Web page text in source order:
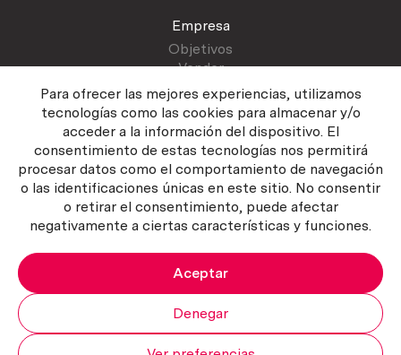
Para ofrecer las mejores experiencias, utilizamos
tecnologías como las cookies para almacenar y/o
acceder a la información del dispositivo. El
consentimiento de estas tecnologías nos permitirá
procesar datos como el comportamiento de navegación
o las identificaciones únicas en este sitio. No consentir
o retirar el consentimiento, puede afectar
negativamente a ciertas características y funciones.
Aceptar
Denegar
Empresa
Objetivos
Vender
Atención al cliente
Contactar
Manual del vendedor
Política del servicio
Política de Cookies
Copyright ©2026 Curiosum S.L. Todos los derechos reservados.